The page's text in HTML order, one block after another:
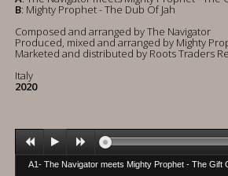
B: Mighty Prophet - The Dub Of Jah
Composed and arranged by The Navigator
Produced, mixed and arranged by Mighty
Marketed and distributed by Roots Traders
Italy
2020
A1- The Navigator meets Mighty Prophet - The Gift